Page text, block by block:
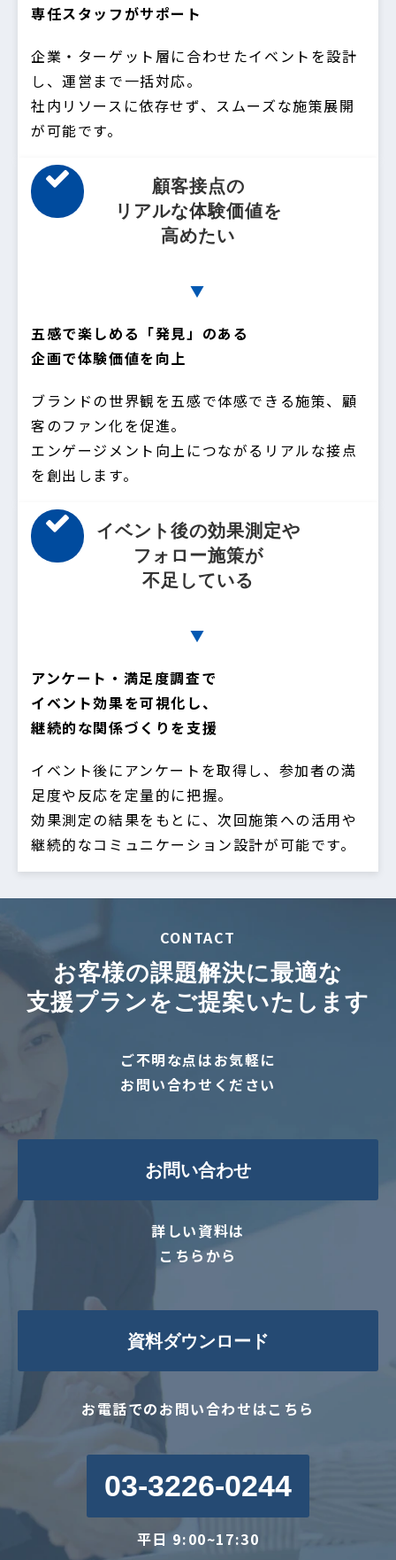
専任スタッフがサポート
企業・ターゲット層に合わせたイベントを設計
し、運営まで一括対応。
社内リソースに依存せず、スムーズな施策展開
が可能です。
顧客接点の
リアルな体験価値を
高めたい
▼
五感で楽しめる「発見」のある
企画で体験価値を向上
ブランドの世界観を五感で体感できる施策、顧
客のファン化を促進。
エンゲージメント向上につながるリアルな接点
を創出します。
イベント後の効果測定や
フォロー施策が
不足している
▼
アンケート・満足度調査で
イベント効果を可視化し、
継続的な関係づくりを支援
イベント後にアンケートを取得し、参加者の満
足度や反応を定量的に把握。
効果測定の結果をもとに、次回施策への活用や
継続的なコミュニケーション設計が可能です。
CONTACT
お客様の課題解決に最適な
支援プランをご提案いたします
ご不明な点はお気軽に
お問い合わせください
お問い合わせ
詳しい資料は
こちらから
資料ダウンロード
お電話でのお問い合わせはこちら
03-3226-0244
平日 9:00~17:30